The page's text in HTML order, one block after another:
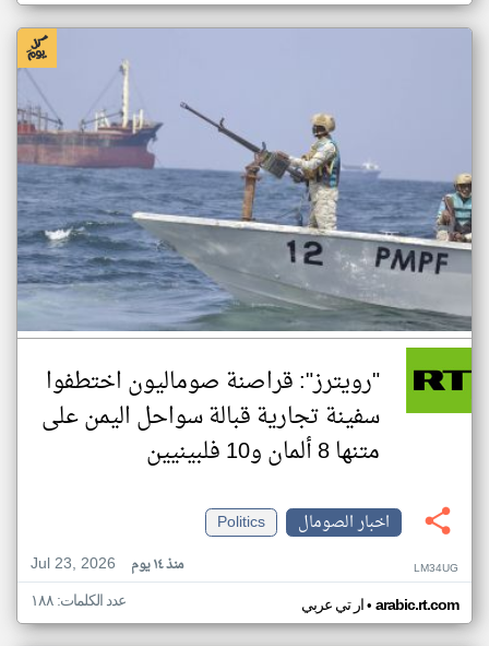
"رويترز": قراصنة صوماليون اختطفوا
سفينة تجارية قبالة سواحل اليمن على
متنها 8 ألمان و10 فلبينيين
اخبار الصومال
Politics
Jul 23, 2026
منذ ١٤ يوم LM34UG
ار تي عربي• arabic.rt.com عدد الكلمات: ١٨٨